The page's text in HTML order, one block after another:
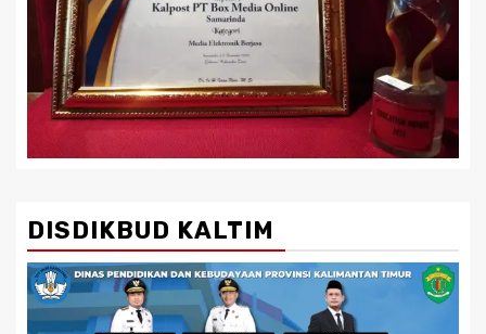
DISDIKBUD KALTIM